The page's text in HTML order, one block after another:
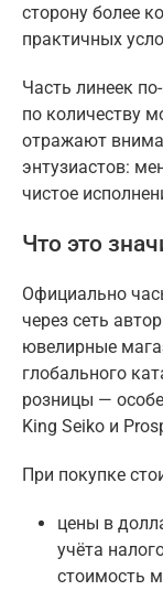
сторону более
практичных
Часть линеек
по количеству
отражают
энтузиастов:
чистое
Что это
Официально
через сеть
ювелирные
глобального
розницы —
King Seiko и
При покупке
цены в
учёта
стоимость